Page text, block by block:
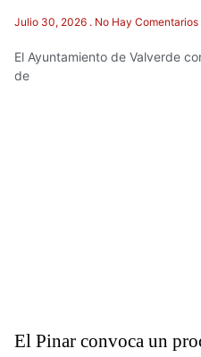
Julio 30, 2026 No Hay Comentarios
El Ayuntamiento de Valverde
de
El Pinar convoca un